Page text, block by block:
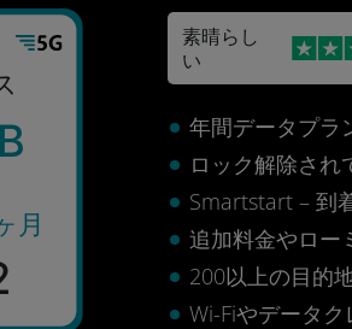
月
素晴らし
い
年間データプラ
ロック解除され
Smartstart – 到
追加料金やロー
200以上の目的
Wi-Fiやデータク